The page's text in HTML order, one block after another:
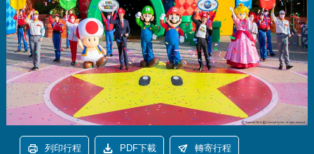
列印行程 PDF下載 轉寄行程